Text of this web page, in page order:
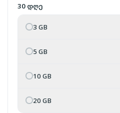
30 დღე
3 GB
5 GB
10 GB
20 GB